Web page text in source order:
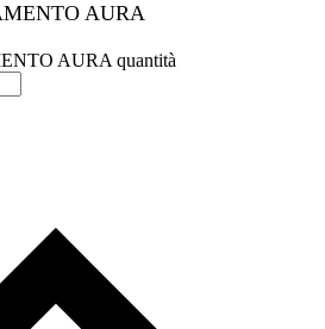
AURA
AURA quantità